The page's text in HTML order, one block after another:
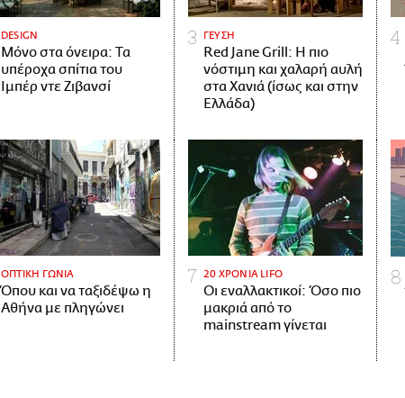
DESIGN
Μόνο στα όνειρα: Τα
υπέροχα σπίτια του
Ιμπέρ ντε Ζιβανσί
ΓΕΥΣΗ
Red Jane Grill: Η πιο
νόστιμη και χαλαρή αυλή
στα Χανιά (ίσως και στην
Ελλάδα)
ΟΠΤΙΚΗ ΓΩΝΙΑ
Όπου και να ταξιδέψω η
Αθήνα με πληγώνει
20 ΧΡΟΝΙΑ LIFO
Οι εναλλακτικοί: Όσο πιο
μακριά από το
mainstream γίνεται